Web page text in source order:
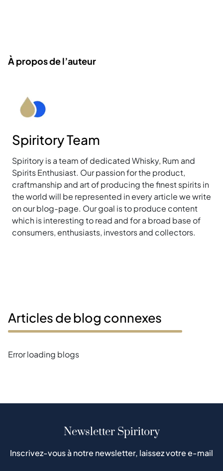
À propos de l’auteur
Spiritory Team
Spiritory is a team of dedicated Whisky, Rum and
Spirits Enthusiast. Our passion for the product,
craftmanship and art of producing the finest spirits in
the world will be represented in every article we write
on our blog-page. Our goal is to produce content
which is interesting to read and for a broad base of
consumers, enthusiasts, investors and collectors.
Articles de blog connexes
Error loading blogs
Newsletter Spiritory
Inscrivez-vous à notre newsletter, laissez votre e-mail